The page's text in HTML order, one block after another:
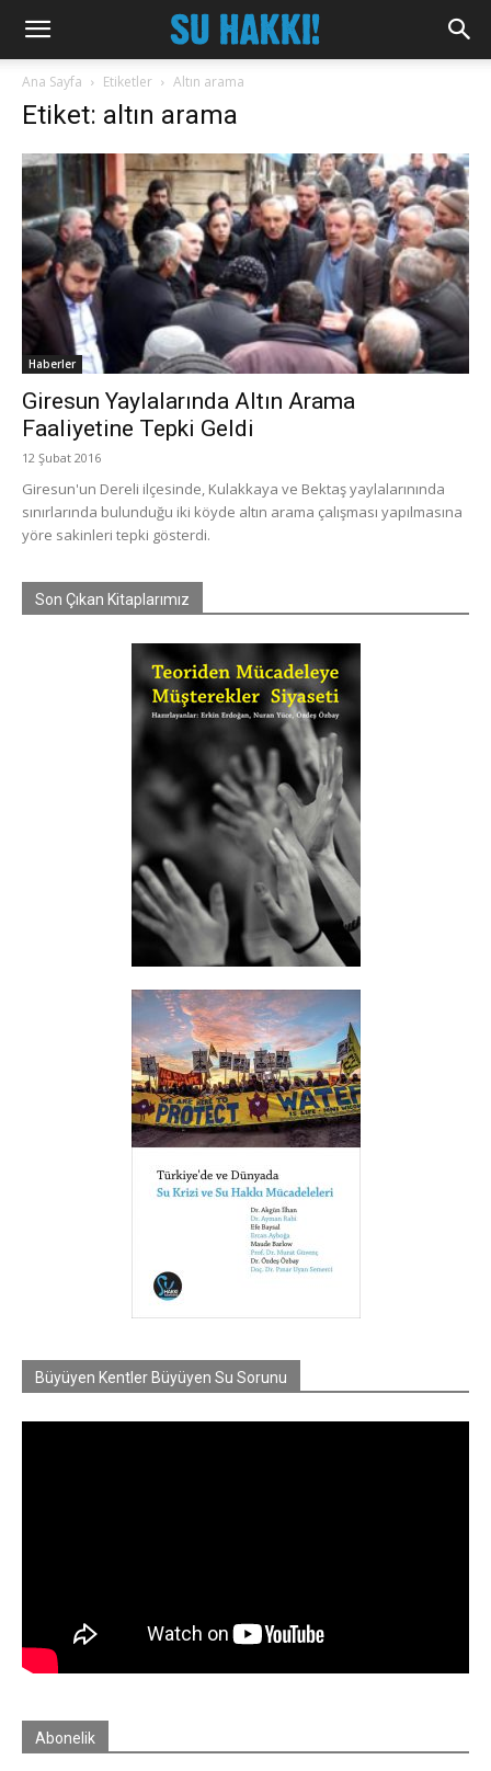
Ana Sayfa Etiketler Altın arama
Etiket: altın arama
Haberler
Giresun Yaylalarında Altın Arama
Faaliyetine Tepki Geldi
12 Şubat 2016
Giresun'un Dereli ilçesinde, Kulakkaya ve Bektaş yaylalarınında
sınırlarında bulunduğu iki köyde altın arama çalışması yapılmasına
yöre sakinleri tepki gösterdi.
Son Çıkan Kitaplarımız
Büyüyen Kentler Büyüyen Su Sorunu
Abonelik